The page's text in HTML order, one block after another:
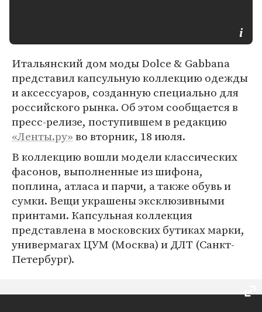
Итальянский дом моды Dolce & Gabbana
представил капсульную коллекцию одежды
и аксессуаров, созданную специально для
российского рынка. Об этом сообщается в
пресс-релизе, поступившем в редакцию
«Ленты.ру»во вторник, 18 июля.
В коллекцию вошли модели классических
фасонов, выполненные из шифона,
поплина, атласа и парчи, а также обувь и
сумки. Вещи украшены эксклюзивными
принтами. Капсульная коллекция
представлена в московских бутиках марки,
универмагах ЦУМ (Москва) и ДЛТ (Санкт-
Петербург).